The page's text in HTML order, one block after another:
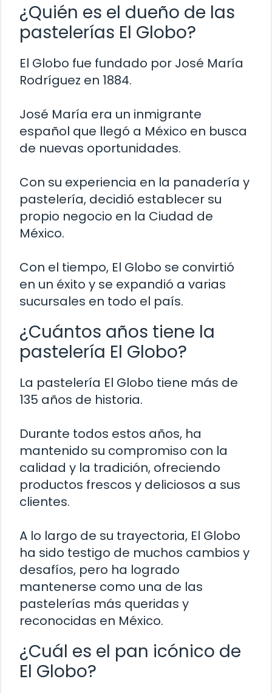
¿Quién es el dueño de las
pastelerías El Globo?
El Globo fue fundado por José María
Rodríguez en 1884.
José María era un inmigrante
español que llegó a México en busca
de nuevas oportunidades.
Con su experiencia en la panadería y
pastelería, decidió establecer su
propio negocio en la Ciudad de
México.
Con el tiempo, El Globo se convirtió
en un éxito y se expandió a varias
sucursales en todo el país.
¿Cuántos años tiene la
pastelería El Globo?
La pastelería El Globo tiene más de
135 años de historia.
Durante todos estos años, ha
mantenido su compromiso con la
calidad y la tradición, ofreciendo
productos frescos y deliciosos a sus
clientes.
A lo largo de su trayectoria, El Globo
ha sido testigo de muchos cambios y
desafíos, pero ha logrado
mantenerse como una de las
pastelerías más queridas y
reconocidas en México.
¿Cuál es el pan icónico de
El Globo?